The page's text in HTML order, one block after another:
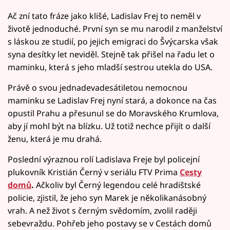
Ač zní tato fráze jako klišé, Ladislav Frej to neměl v
životě jednoduché. První syn se mu narodil z manželství
s láskou ze studií, po jejich emigraci do Švýcarska však
syna desítky let neviděl. Stejně tak přišel na řadu let o
maminku, která s jeho mladší sestrou utekla do USA.
Právě o svou jednadevadesátiletou nemocnou
maminku se Ladislav Frej nyní stará, a dokonce na čas
opustil Prahu a přesunul se do Moravského Krumlova,
aby jí mohl být na blízku. Už totiž nechce přijít o další
ženu, která je mu drahá.
Poslední výraznou rolí Ladislava Freje byl policejní
plukovník Kristián Černý v seriálu FTV Prima Cesty
domů. Ačkoliv byl Černý legendou celé hradištské
policie, zjistil, že jeho syn Marek je několikanásobný
vrah. A než život s černým svědomím, zvolil raději
sebevraždu. Pohřeb jeho postavy se v Cestách domů